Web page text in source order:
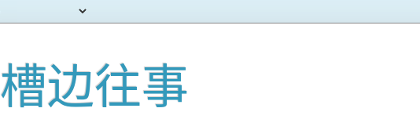
槽边往事